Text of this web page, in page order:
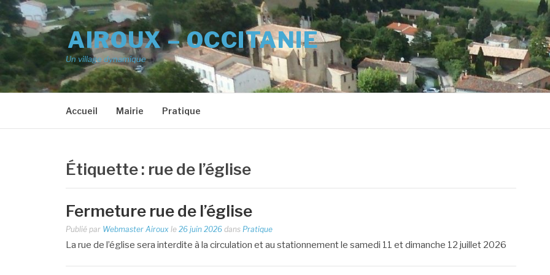
Aller
au
contenu
AIROUX – OCCITANIE
Un village dynamique
Accueil Mairie Pratique
Étiquette : rue de l’église
Fermeture rue de l’église
Publié par Webmaster Airoux le26 juin 2026 dansPratique
La rue de l’église sera interdite à la circulation et au stationnement le samedi 11 et dimanche 12 juillet 2026